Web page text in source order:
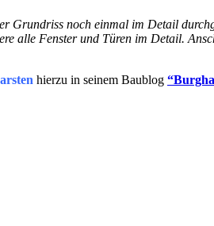
Grundriss noch einmal im Detail
alle Fenster und Türen im Detail.
hierzu in seinem Baublog